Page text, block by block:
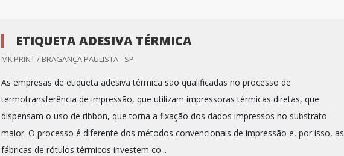
ETIQUETA ADESIVA TÉRMICA
MK PRINT / BRAGANÇA PAULISTA - SP
As empresas de etiqueta adesiva térmica são qualificadas no processo de
termotransferência de impressão, que utilizam impressoras térmicas diretas, que
dispensam o uso de ribbon, que torna a fixação dos dados impressos no substrato
maior. O processo é diferente dos métodos convencionais de impressão e, por isso, as
fábricas de rótulos térmicos investem co...